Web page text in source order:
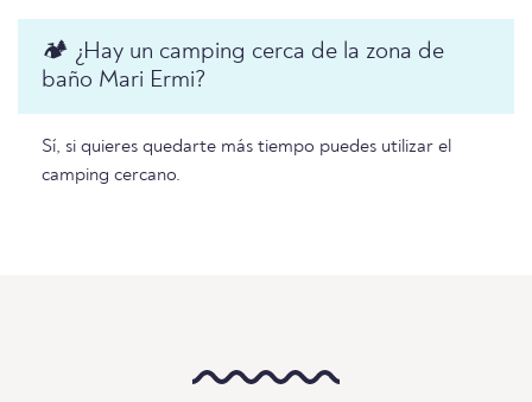
🏕️ ¿Hay un camping cerca de la zona de
baño Mari Ermi?
Sí, si quieres quedarte más tiempo puedes utilizar el
camping cercano.